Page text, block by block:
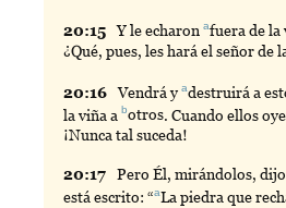
20:15 Yle echaronafuera de la
¿Qué, pues, les hará el señor de
20:16 Vendráyadestruirá a
la viña abotros. Cuando ellos
¡Nunca tal suceda!
20:17 Pero Él, mirándolos,
está escrito: “aLa piedra que